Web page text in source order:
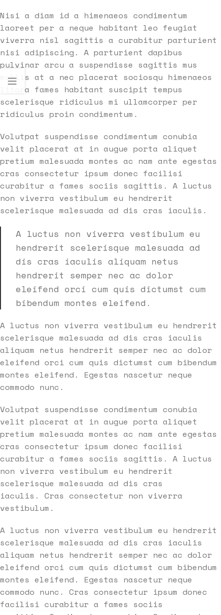
Nisi a diam id a himenaeos condimentum
laoreet per a neque habitant leo feugiat
viverra nisl sagittis a curabitur parturient
nisi adipiscing. A parturient dapibus
pulvinar arcu a suspendisse sagittis mus
mollis at a nec placerat sociosqu himenaeos
litora fames habitant suscipit tempus
scelerisque ridiculus mi ullamcorper per
ridiculus proin condimentum.
Volutpat suspendisse condimentum conubia
velit placerat at in augue porta aliquet
pretium malesuada montes ac nam ante egestas
cras consectetur ipsum donec facilisi
curabitur a fames sociis sagittis. A luctus
non viverra vestibulum eu hendrerit
scelerisque malesuada ad dis cras iaculis.
A luctus non viverra vestibulum eu
hendrerit scelerisque malesuada ad
dis cras iaculis aliquam netus
hendrerit semper nec ac dolor
eleifend orci cum quis dictumst cum
bibendum montes eleifend.
A luctus non viverra vestibulum eu hendrerit
scelerisque malesuada ad dis cras iaculis
aliquam netus hendrerit semper nec ac dolor
eleifend orci cum quis dictumst cum bibendum
montes eleifend. Egestas nascetur neque
commodo nunc.
Volutpat suspendisse condimentum conubia
velit placerat at in augue porta aliquet
pretium malesuada montes ac nam ante egestas
cras consectetur ipsum donec facilisi
curabitur a fames sociis sagittis. A luctus
non viverra vestibulum eu hendrerit
scelerisque malesuada ad dis cras
iaculis. Cras consectetur non viverra
vestibulum.
A luctus non viverra vestibulum eu hendrerit
scelerisque malesuada ad dis cras iaculis
aliquam netus hendrerit semper nec ac dolor
eleifend orci cum quis dictumst cum bibendum
montes eleifend. Egestas nascetur neque
commodo nunc. Cras consectetur ipsum donec
facilisi curabitur a fames sociis